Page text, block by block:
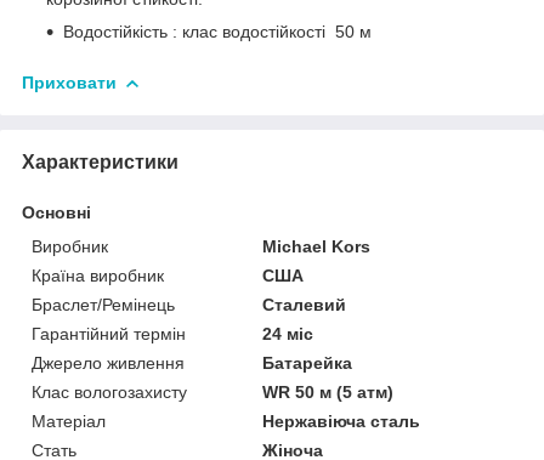
Водостійкість : клас водостійкості 50 м
Приховати
Характеристики
Основні
Виробник
Michael Kors
Країна виробник
США
Браслет/Ремінець
Сталевий
Гарантійний термін
24 міс
Джерело живлення
Батарейка
Клас вологозахисту
WR 50 м (5 атм)
Матеріал
Нержавіюча сталь
Стать
Жіноча